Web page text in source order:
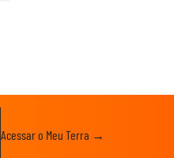
Acessar o Meu Terra →